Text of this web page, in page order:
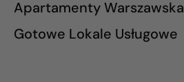
Apartamenty Warszawska
Gotowe Lokale Usługowe